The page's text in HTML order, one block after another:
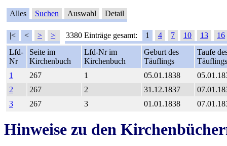
Alles Suchen Auswahl Detail
|< < > >| 3380 Einträge gesamt: 1 4 7 10 13
16
Lfd-
Nr
Seite im
Kirchenbuch
Lfd-Nr im
Kirchenbuch
Geburt des
Täuflings
Taufe
Täuflings
1
267 1 05.01.1838
2
267 2 31.12.1837
3
267 3 01.01.1838
Hinweise zu den